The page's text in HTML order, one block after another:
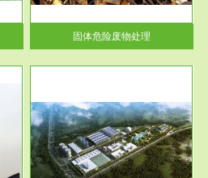
固体危险废物处理